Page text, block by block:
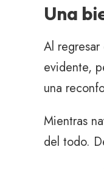
Una
Al
evidente,
una
Mientras
del todo.